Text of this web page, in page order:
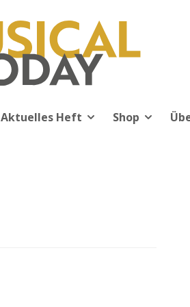
Aktuelles Heft Shop